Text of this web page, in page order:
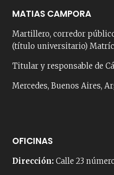
MATIAS CAMPORA
Martillero, corredor
(título universitario)
Titular y responsable de
Mercedes, Buenos Aires,
OFICINAS
Dirección: Calle 23